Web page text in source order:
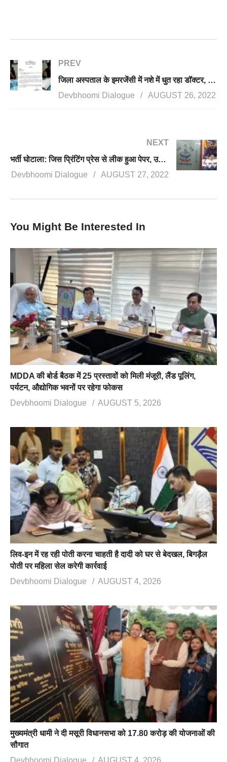
PREV
जिला अस्पताल के इमरजेंसी में नशे में धुत रहा डॉक्टर, स्वास्थ्य सचिव ने मांगा स्पष्टीकरण
Devbhoomi Dialogue
AUGUST 26, 2022
NEXT
भर्ती घोटाला: जिस प्रिंटिंग प्रेस से लीक हुआ पेपर, उसका मालिक गिरफ्तार, सचिवालय रक्षक भर्ती केस में भी पहली गिरफ्तारी
Devbhoomi Dialogue
AUGUST 27, 2022
You Might Be Interested In
MDDA की बोर्ड बैठक में 25 प्रस्तावों को मिली मंजूरी, लैंड पूलिंग,
पर्यटन, औद्योगिक भवनों पर रहेगा फोकस
Devbhoomi Dialogue
AUGUST 5, 2026
लिव-इन में रह रही पोती करना चाहती है दादी को घर से बेदखल, बिगड़ैल
पोती पर महिला सेल करेगी कार्रवाई
Devbhoomi Dialogue
AUGUST 4, 2026
मुख्यमंत्री धामी ने दी मसूरी विधानसभा को 17.80 करोड़ की योजनाओं की
सौगात
Devbhoomi Dialogue
AUGUST 4, 2026